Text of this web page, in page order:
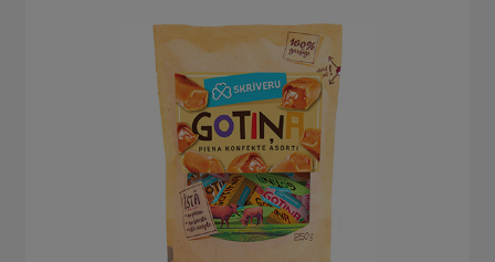
quantity